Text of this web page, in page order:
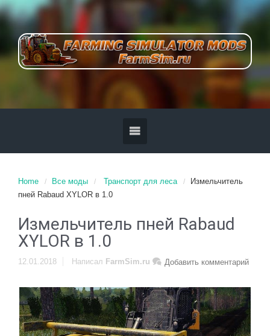
Home Все моды Транспорт для леса
Измельчитель
пней Rabaud XYLOR в 1.0
Измельчитель пней Rabaud
XYLOR в 1.0
12.01.2018 Добавить комментарий
Написал FarmSim.ru